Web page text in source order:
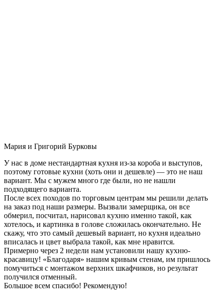
Мария и Григорий Бурковы
У нас в доме нестандартная кухня из-за короба и выступов,
поэтому готовые кухни (хоть они и дешевле) — это не наш
вариант. Мы с мужем много где были, но не нашли
подходящего варианта.
После всех походов по торговым центрам мы решили делать
на заказ под наши размеры. Вызвали замерщика, он все
обмерил, посчитал, нарисовал кухню именно такой, как
хотелось, и картинка в голове сложилась окончательно. Не
скажу, что это самый дешевый вариант, но кухня идеально
вписалась и цвет выбрала такой, как мне нравится.
Примерно через 2 недели нам установили нашу кухню-
красавицу! «Благодаря» нашим кривым стенам, им пришлось
помучиться с монтажом верхних шкафчиков, но результат
получился отменный.
Большое всем спасибо! Рекомендую!